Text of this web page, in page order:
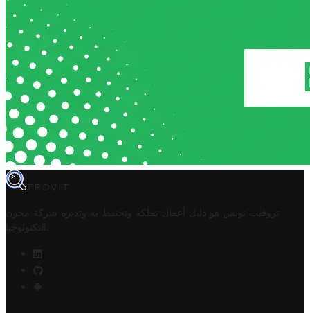
TROVIT
تروفيت تونس هو دليل أعمال تملكه وتحتفظ به وتديره
شركة مخزن
التكنولوجيا